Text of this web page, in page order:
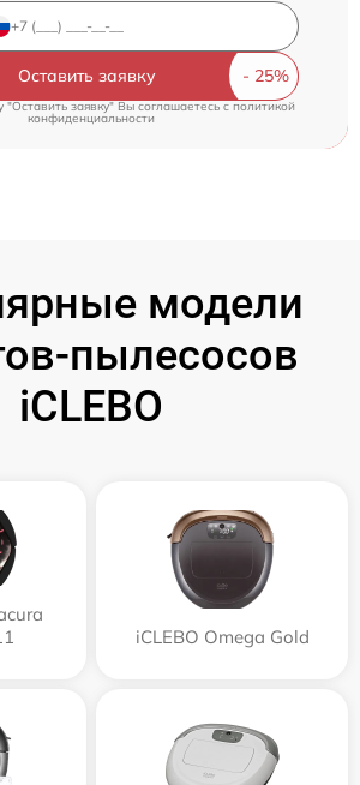
Оставить заявку
"Оставить заявку" Вы соглашаетесь cполитикой
конфиденциальности
модели
пылесосов
iCLEBO
iCLEBO Omega Gold